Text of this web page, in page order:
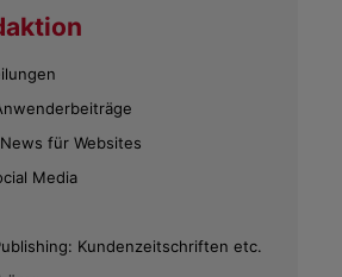
für Websites
Media
Kundenzeitschriften etc.